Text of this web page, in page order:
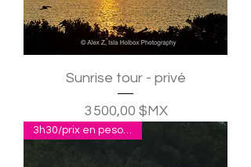
Sunrise tour - privé
Prix
3 500,00 $MX